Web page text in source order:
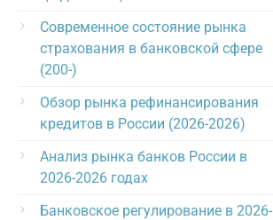
Современное состояние рынка
страхования в банковской сфере
(200-)
Обзор рынка рефинансирования
кредитов в России (2026-2026)
Анализ рынка банков России в
2026-2026 годах
Банковское регулирование в 2026-